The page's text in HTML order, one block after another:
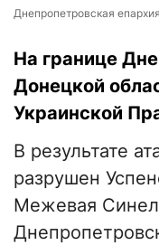
Днепропетровская епархия
На границе
Донецкой
Украинской
В результате
разрушен
Межевая